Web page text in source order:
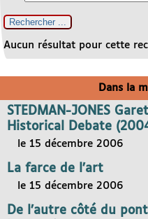
Aucun résultat pour cette
Dans la
STEDMAN-JONES
Historical Debate
le 15 décembre 2006
La farce de l’art
le 15 décembre 2006
De l’autre côté du